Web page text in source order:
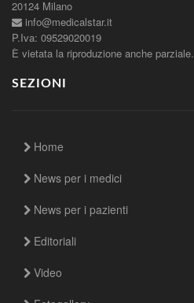
20124 Milano
info@medicalstar.it
P.Iva: 09529020019
È vietata la riproduzione anche parziale.
SEZIONI
Home
News per i medici
News per i pazienti
Editoriali
Video